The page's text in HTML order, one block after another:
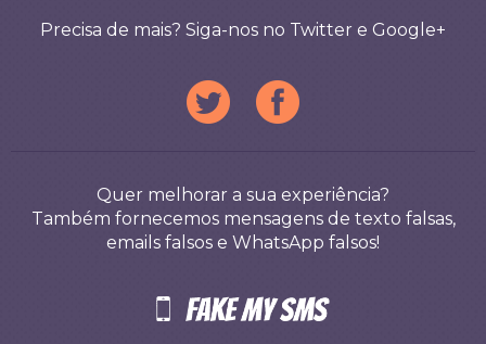
Precisa de mais? Siga-nos no Twitter e Google+
Quer melhorar a sua experiência?
Também fornecemos mensagens de texto falsas,
emails falsos e WhatsApp falsos!